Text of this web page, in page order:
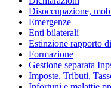
Disoccupazione,
Emergenze
Enti bilaterali
Estinzione rapporto
Formazione
Gestione separata
Imposte, Tributi,